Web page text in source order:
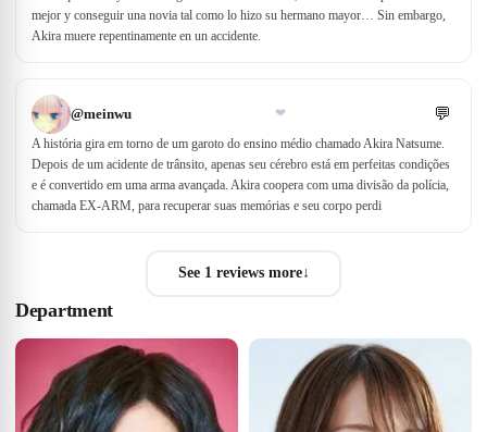
mejor y conseguir una novia tal como lo hizo su hermano mayor… Sin embargo,
Akira muere repentinamente en un accidente.
@meinwu ❤ 💬
A história gira em torno de um garoto do ensino médio chamado Akira Natsume.
Depois de um acidente de trânsito, apenas seu cérebro está em perfeitas condições
e é convertido em uma arma avançada. Akira coopera com uma divisão da polícia,
chamada EX-ARM, para recuperar suas memórias e seu corpo perdi
See 1 reviews more↓
Department